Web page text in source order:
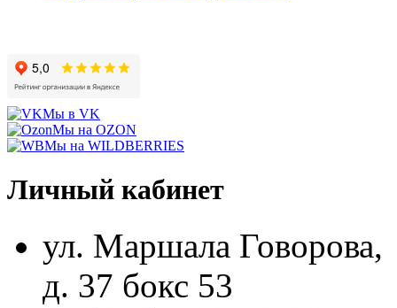
Мы в VK
Мы на OZON
Мы на WILDBERRIES
Личный кабинет
ул. Маршала Говорова,
д. 37 бокс 53